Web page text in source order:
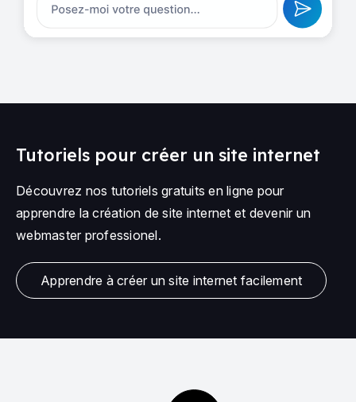
Tutoriels pour créer un site internet
Découvrez nos tutoriels gratuits en ligne pour
apprendre la création de site internet et devenir un
webmaster professionel.
Apprendre à créer un site internet facilement